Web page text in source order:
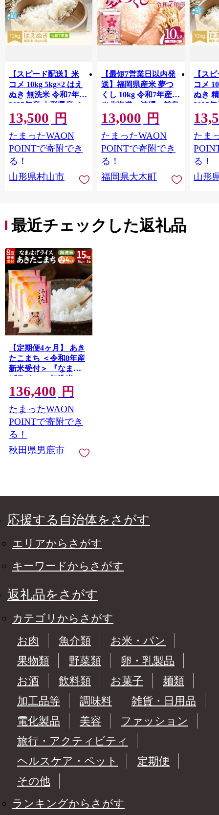
【スピード配送】米
コメ 10kg 5kg×2 はえ
ぬき 無洗米 令和7年産
2025年産 山形県産 tf-
hamxa10
13,500 円
たまったWAON
POINTで寄附でき
る！
山形県村山市
【最短7営業日以内発
送】福岡県産米 夢つ
くし 10kg 令和7年産
※北海道・沖縄・離島
は配送不可 |【精米 単
一米 単一原料米 7年産
国産 お米 ブランド米
5kg × 2 ゆめつくし】
CY009_01
13,000 円
たまったWAON
POINTで寄附でき
る！
福岡県大木町
【ス
コメ
ぬき
2025
たま
る！
山形
最近チェックした返礼品
【定期便4ヶ月】 あき
たこまち ＜令和8年産
新米受付＞ 『なまは
げライス』 無洗米
15kg（5kg×3袋） 吉運
商店 [新米 先行受付 米
こめ コメ 無洗米 あき
たこまち 秋田県 男鹿
市] 秋田県男鹿市
136,400 円
たまったWAON
POINTで寄附でき
る！
秋田県男鹿市
応援する自治体をさがす
エリアからさがす
キーワードからさがす
返礼品をさがす
カテゴリからさがす
お肉
魚介類
お米・パン
果物類
野菜類
卵・乳製品
お酒
飲料類 お菓子
麺類
加工品等
調味料
雑貨・日用品
電化製品
美容
ファッション
旅行・アクティビティ
ヘルスケア・ペット
定期便
その他
ランキングからさがす